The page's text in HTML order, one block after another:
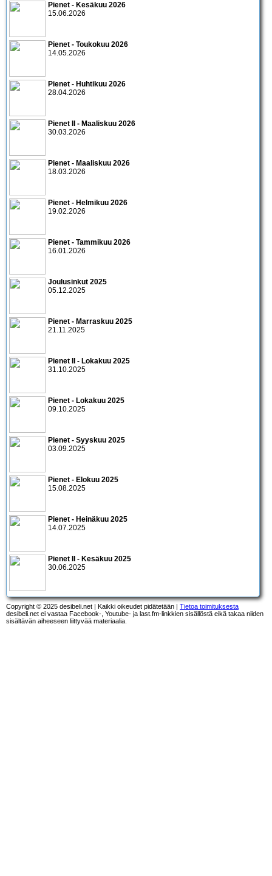
Pienet - Kesäkuu 2026
15.06.2026
Pienet - Toukokuu 2026
14.05.2026
Pienet - Huhtikuu 2026
28.04.2026
Pienet II - Maaliskuu 2026
30.03.2026
Pienet - Maaliskuu 2026
18.03.2026
Pienet - Helmikuu 2026
19.02.2026
Pienet - Tammikuu 2026
16.01.2026
Joulusinkut 2025
05.12.2025
Pienet - Marraskuu 2025
21.11.2025
Pienet II - Lokakuu 2025
31.10.2025
Pienet - Lokakuu 2025
09.10.2025
Pienet - Syyskuu 2025
03.09.2025
Pienet - Elokuu 2025
15.08.2025
Pienet - Heinäkuu 2025
14.07.2025
Pienet II - Kesäkuu 2025
30.06.2025
Copyright © 2025 desibeli.net | Kaikki oikeudet pidätetään | Tietoa toimituksesta
desibeli.net ei vastaa Facebook-, Youtube- ja last.fm-linkkien sisällöstä eikä takaa niiden
sisältävän aiheeseen liittyvää materiaalia.